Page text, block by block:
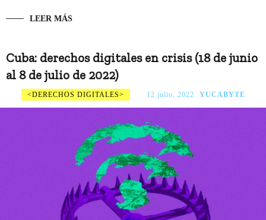
LEER MÁS
Cuba: derechos digitales en crisis (18 de junio
al 8 de julio de 2022)
DERECHOS DIGITALES 12 julio, 2022 YUCABYTE